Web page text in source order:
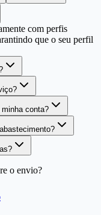
com perfis
que o seu perfil
conta?
o envio?